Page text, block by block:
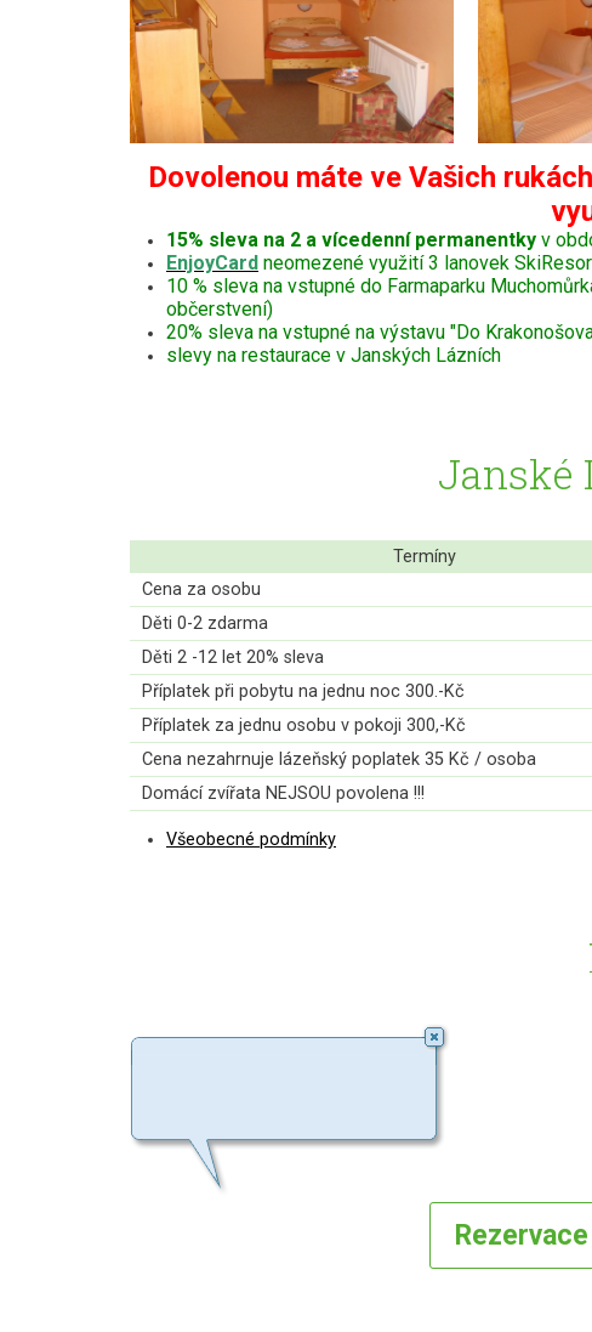
Dovolenou máte ve Vašich
15% sleva na 2 a vícedenní permanentky v
EnjoyCard neomezené využití 3 lanovek
10 % sleva na vstupné do Farmaparku
občerstvení)
20% sleva na vstupné na výstavu "Do
slevy na restaurace v Janských Lázních
Janské
Termíny
Cena za osobu
Děti 0-2 zdarma
Děti 2 -12 let 20% sleva
Příplatek při pobytu na jednu noc 300.-Kč
Příplatek za jednu osobu v pokoji 300,-Kč
Cena nezahrnuje lázeňský poplatek 35 Kč / osoba
Domácí zvířata NEJSOU povolena !!!
Všeobecné podmínky
Rezervace